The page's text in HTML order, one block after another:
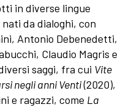
in diverse lingue
da dialoghi, con
Antonio Debenedetti,
Claudio Magris e
saggi, fra cui Vite
negli anni Venti(2020),
e ragazzi, come La